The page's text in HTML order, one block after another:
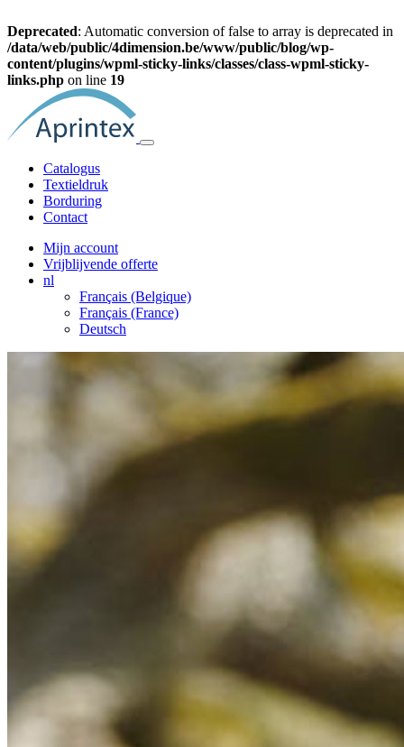
Deprecated: Automatic conversion of false to array is deprecated in
/data/web/public/4dimension.be/www/public/blog/wp-
content/plugins/wpml-sticky-links/classes/class-wpml-sticky-
links.php on line 19
Catalogus
Textieldruk
Borduring
Contact
Mijn account
Vrijblijvende offerte
nl
Français (Belgique)
Français (France)
Deutsch